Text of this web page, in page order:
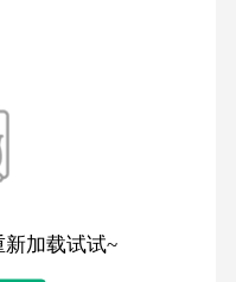
加载试试~